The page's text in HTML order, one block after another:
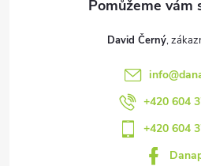
David Černý
info@
+420 604
+420 604